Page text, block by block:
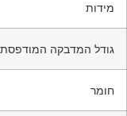
מידות
גודל המדבקה המודפסת
חומר